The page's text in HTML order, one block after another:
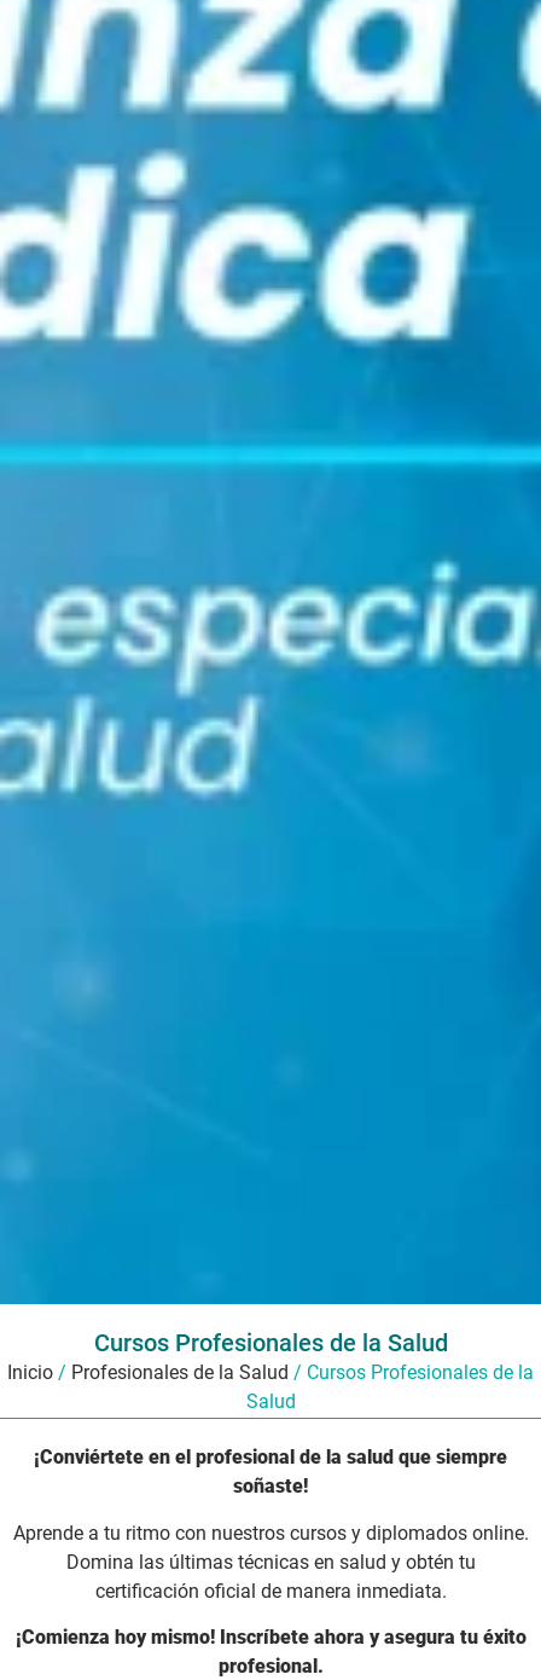
Cursos Profesionales de la Salud
Inicio / Profesionales de la Salud / Cursos Profesionales de la
Salud
¡Conviértete en el profesional de la salud que siempre
soñaste!
Aprende a tu ritmo con nuestros cursos y diplomados online.
Domina las últimas técnicas en salud y obtén tu
certificación oficial de manera inmediata.
¡Comienza hoy mismo! Inscríbete ahora y asegura tu éxito
profesional.